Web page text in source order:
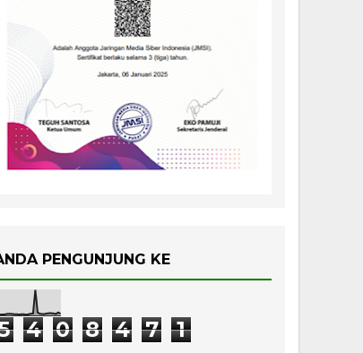
PENGUNJUNG KE
4 0 8 4 7 1